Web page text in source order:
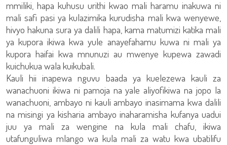
mmiliki, hapa kuhusu urithi kwao mali haramu inakuwa ni
mali safi pasi ya kulazimika kurudisha mali kwa wenyewe,
hivyo hakuna sura ya dalili hapa, kama matumizi katika mali
ya kupora ikiwa kwa yule anayefahamu kuwa ni mali ya
kupora haifai kwa mnunuzi au mwenye kupewa zawadi
kuichukua wala kuikubali.
Kauli hii inapewa nguvu baada ya kuelezewa kauli za
wanachuoni ikiwa ni pamoja na yale aliyofikiwa na jopo la
wanachuoni, ambayo ni kauli ambayo inasimama kwa dalili
na misingi ya kisharia ambayo inaharamisha kufanya uadui
juu ya mali za wengine na kula mali chafu, ikiwa
utafunguliwa mlango wa kula mali za watu kwa ubatilifu